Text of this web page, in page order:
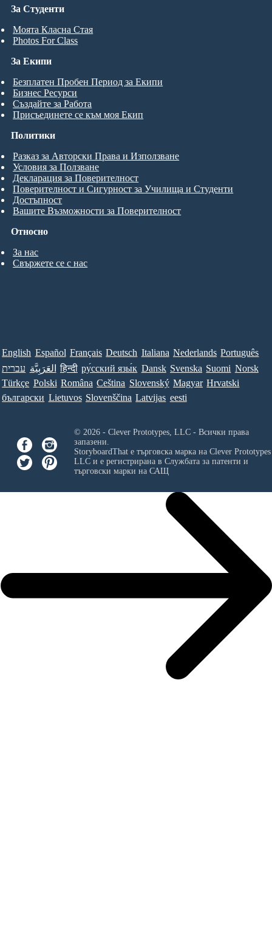
За Студенти
Моята Класна Стая
Photos For Class
За Екипи
Безплатен Пробен Период за Екипи
Бизнес Ресурси
Създайте за Работа
Присъединете се към моя Екип
Относно
За нас
Свържете се с нас
Политики
Разказ за Авторски Права и Използване
Условия за Ползване
Декларация за Поверителност
Поверителност и Сигурност за Училища и Студенти
Достъпност
Вашите Възможности за Поверителност
English Español Français Deutsch Italiana Nederlands Português
עברית العَرَبِيَّة हिन्दी ру́сский язы́к Dansk Svenska Suomi Norsk
Türkçe Polski Româna Ceština Slovenský Magyar Hrvatski
български Lietuvos Slovenščina Latvijas eesti
© 2026 - Clever Prototypes, LLC - Всички права
запазени.
StoryboardThat е търговска марка на Clever
LLCи е регистрирана в Службата за патенти и
търговски марки на САЩ